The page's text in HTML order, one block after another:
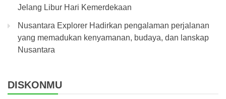
Jelang Libur Hari Kemerdekaan
Nusantara Explorer Hadirkan pengalaman perjalanan
yang memadukan kenyamanan, budaya, dan lanskap
Nusantara
DISKONMU